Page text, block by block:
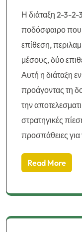
Η διάταξη 2-3-2-3
ποδόσφαιρο που
επίθεση,
μέσους, δύο
Αυτή η διάταξη
προάγοντας τη
την
στρατηγικές
προσπάθειες
Read More